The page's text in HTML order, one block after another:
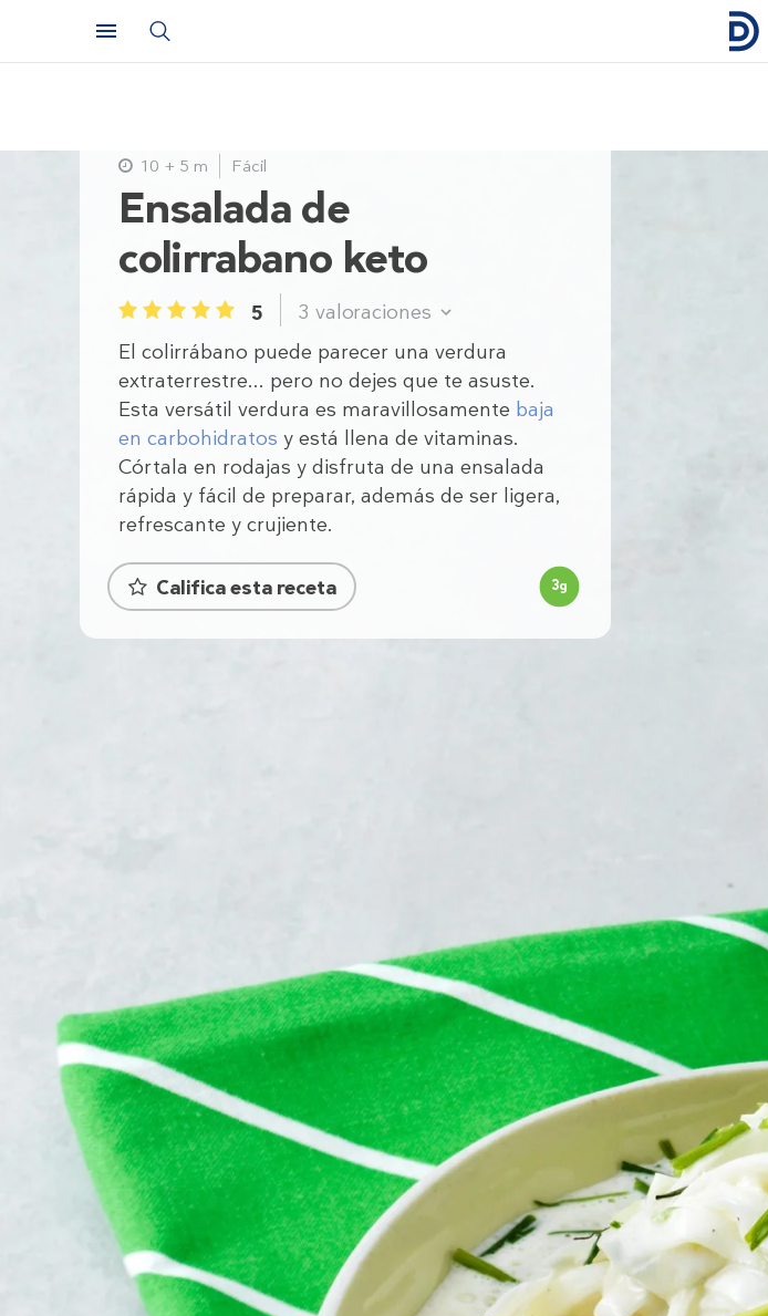
Ensalada de
colirrabano keto
1 2 3 4 5 5 3 valoraciones
El colirrábano puede parecer una verdura
extraterrestre... pero no dejes que te asuste.
Esta versátil verdura es maravillosamente baja
en carbohidratos y está llena de vitaminas.
Córtala en rodajas y disfruta de una ensalada
rápida y fácil de preparar, además de ser ligera,
refrescante y crujiente.
10 + 5 m Fácil
Califica esta receta 3g